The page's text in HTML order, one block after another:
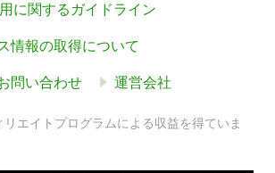
に関するガイドライン
情報の取得について
問い合わせ 運営会社
エイトプログラムによる収益を得ていま